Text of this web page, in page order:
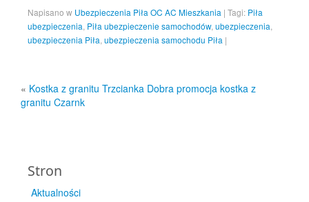
Napisano w Ubezpieczenia Piła OC AC Mieszkania | Tagi: Piła
ubezpieczenia Piła ubezpieczenie samochodów, ubezpieczenia
ubezpieczenia Piła ubezpieczenia samochodu Piła |
« Kostka z granitu Trzcianka Dobra promocja kostka z
granitu Czarnk
Stron
Aktualności